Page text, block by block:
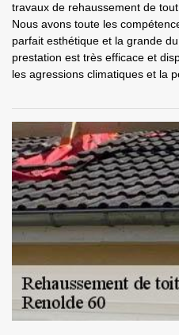
travaux de rehaussement de
Nous avons toute les
parfait esthétique et la grande
prestation est très efficace et
les agressions climatiques et la